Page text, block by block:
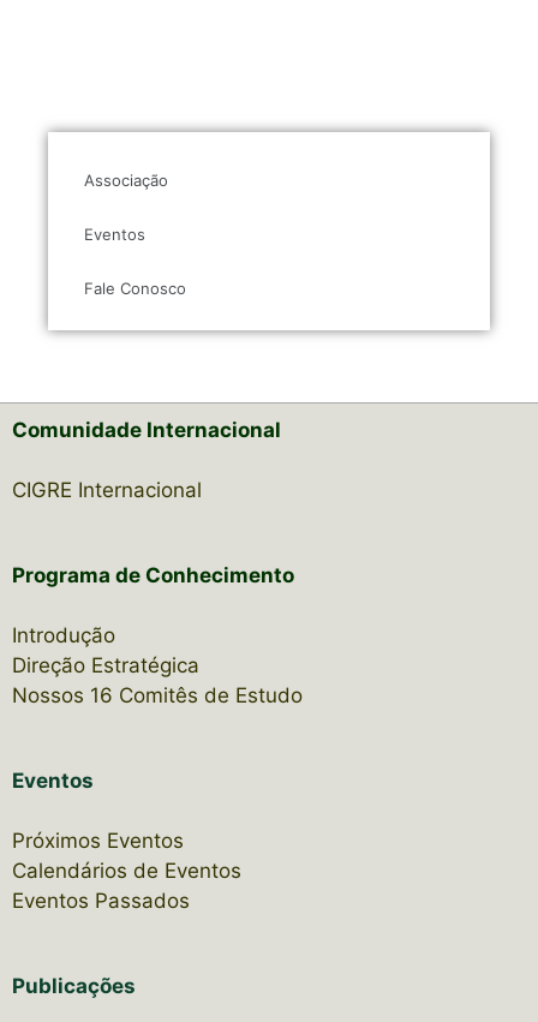
Associação
Eventos
Fale Conosco
Comunidade Internacional
CIGRE Internacional
Programa de Conhecimento
Introdução
Direção Estratégica
Nossos 16 Comitês de Estudo
Eventos
Próximos Eventos
Calendários de Eventos
Eventos Passados
Publicações